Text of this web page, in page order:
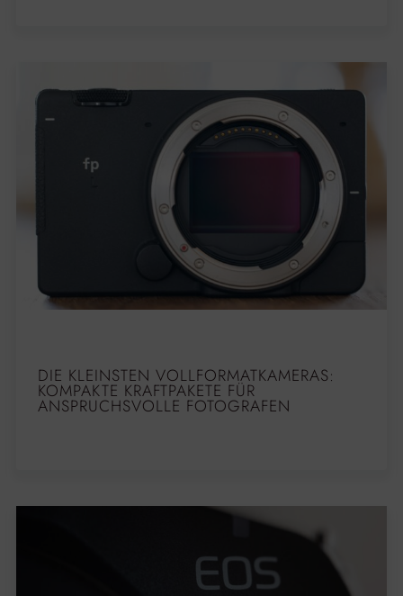
DIE KLEINSTEN VOLLFORMATKAMERAS:
KOMPAKTE KRAFTPAKETE FÜR
ANSPRUCHSVOLLE FOTOGRAFEN